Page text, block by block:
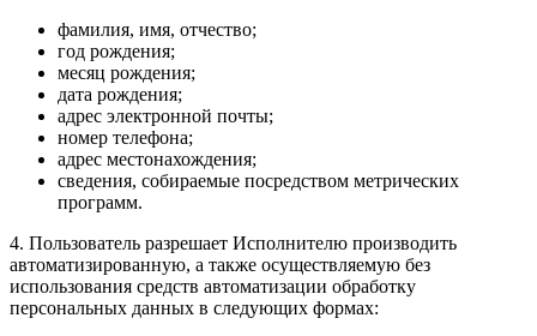
фамилия, имя, отчество;
год рождения;
месяц рождения;
дата рождения;
адрес электронной почты;
номер телефона;
адрес местонахождения;
сведения, собираемые посредством метрических
программ.
4. Пользователь разрешает Исполнителю производить
автоматизированную, а также осуществляемую без
использования средств автоматизации обработку
персональных данных в следующих формах: